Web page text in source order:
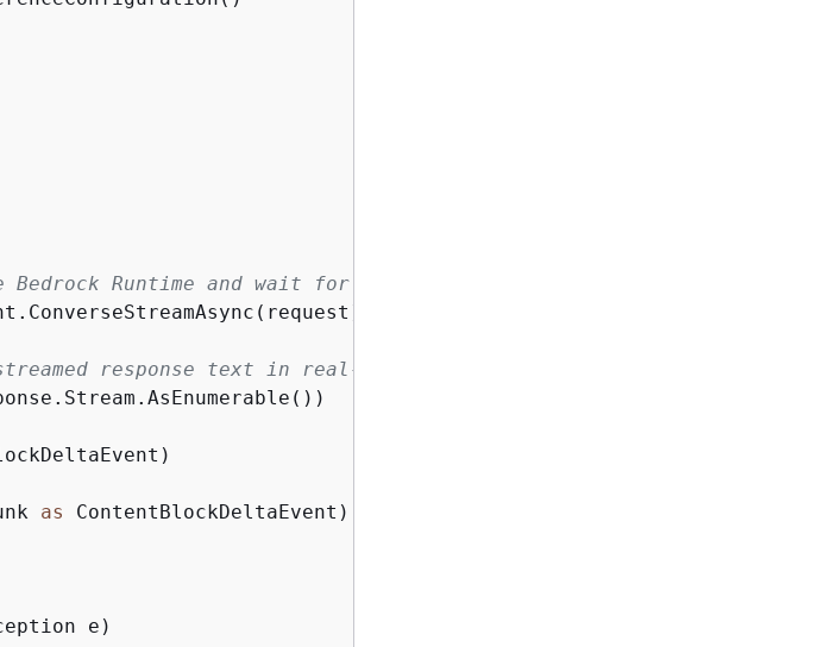
Runtime and wait for the result.
response text in real-time.
as ContentBlockDeltaEvent).Delta.Text);